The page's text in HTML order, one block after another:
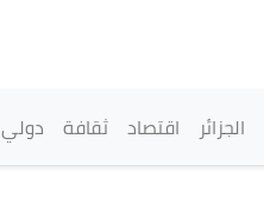
الرئيسيةالجزائر اقتصاد ثقافة دولي